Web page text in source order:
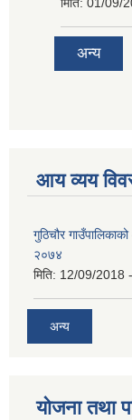
अन्य
आय व्यय
गुठिचौर
२०७४
मिति: 12/09/2018
अन्य
योजना तथा